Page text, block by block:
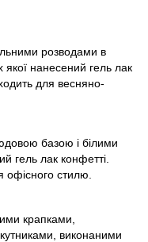
розводами в
якої нанесений гель лак
для весняно-
базою і білими
гель лак конфетті.
офісного стилю.
крапками,
виконаними